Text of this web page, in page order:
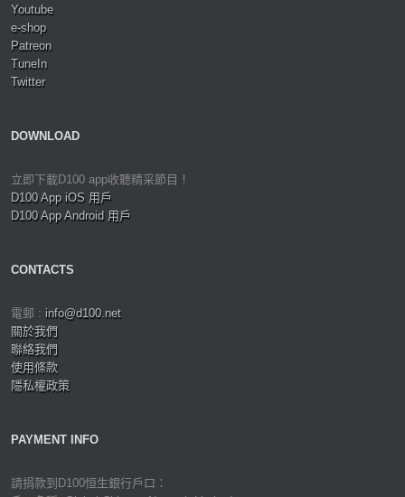
Youtube
e-shop
Patreon
TuneIn
Twitter
DOWNLOAD
立即下載D100 app收聽精采節目！
D100 App iOS 用戶
D100 App Android 用戶
CONTACTS
電郵 : info@d100.net
關於我們
聯絡我們
使用條款
隱私權政策
PAYMENT INFO
請捐款到D100恒生銀行戶口：